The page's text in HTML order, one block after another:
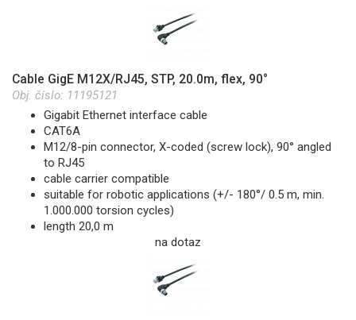
Cable GigE M12X/RJ45, STP, 20.0m, flex, 90°
Obj. číslo: 11195121
Gigabit Ethernet interface cable
CAT6A
M12/8-pin connector, X-coded (screw lock), 90° angled
to RJ45
cable carrier compatible
suitable for robotic applications (+/- 180°/ 0.5 m, min.
1.000.000 torsion cycles)
length 20,0 m
na dotaz